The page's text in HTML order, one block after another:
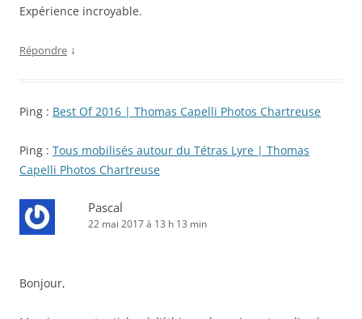
Expérience incroyable.
Répondre ↓
Ping : Best Of 2016 | Thomas Capelli Photos Chartreuse
Ping : Tous mobilisés autour du Tétras Lyre | Thomas
Capelli Photos Chartreuse
Pascal
22 mai 2017 à 13 h 13 min
Bonjour,